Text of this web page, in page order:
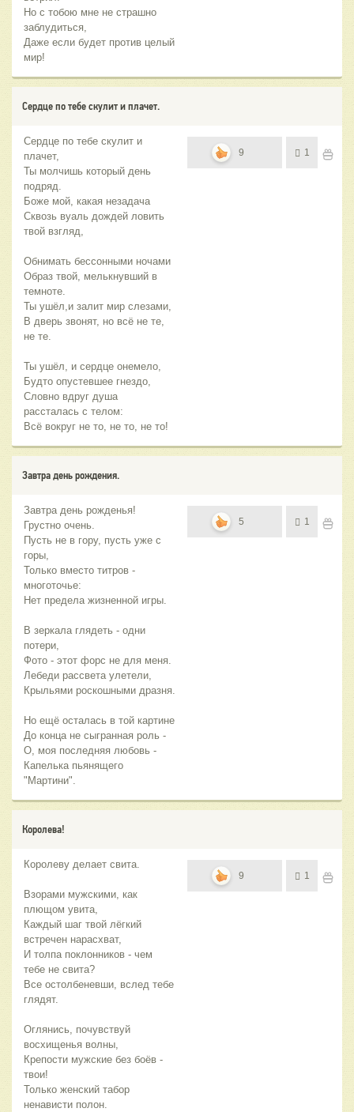
Но с тобою мне не страшно
заблудиться,
Даже если будет против целый
мир!
Сердце по тебе скулит и плачет.
Сердце по тебе скулит и
плачет,
Ты молчишь который день
подряд.
Боже мой, какая незадача
Сквозь вуаль дождей ловить
твой взгляд,
Обнимать бессонными ночами
Образ твой, мелькнувший в
темноте.
Ты ушёл,и залит мир слезами,
В дверь звонят, но всё не те,
не те.
Ты ушёл, и сердце онемело,
Будто опустевшее гнездо,
Словно вдруг душа
рассталась с телом:
Всё вокруг не то, не то, не то!
9 1
Завтра день рождения.
Завтра день рожденья!
Грустно очень.
Пусть не в гору, пусть уже с
горы,
Только вместо титров -
многоточье:
Нет предела жизненной игры.
В зеркала глядеть - одни
потери,
Фото - этот форс не для меня.
Лебеди рассвета улетели,
Крыльями роскошными дразня.
Но ещё осталась в той картине
До конца не сыгранная роль -
О, моя последняя любовь -
Капелька пьянящего
"Мартини".
5 1
Королева!
Королеву делает свита.
Взорами мужскими, как
плющом увита,
Каждый шаг твой лёгкий
встречен нарасхват,
И толпа поклонников - чем
тебе не свита?
Все остолбеневши, вслед тебе
глядят.
Оглянись, почувствуй
восхищенья волны,
Крепости мужские без боёв -
твои!
Только женский табор
ненависти полон.
9 1